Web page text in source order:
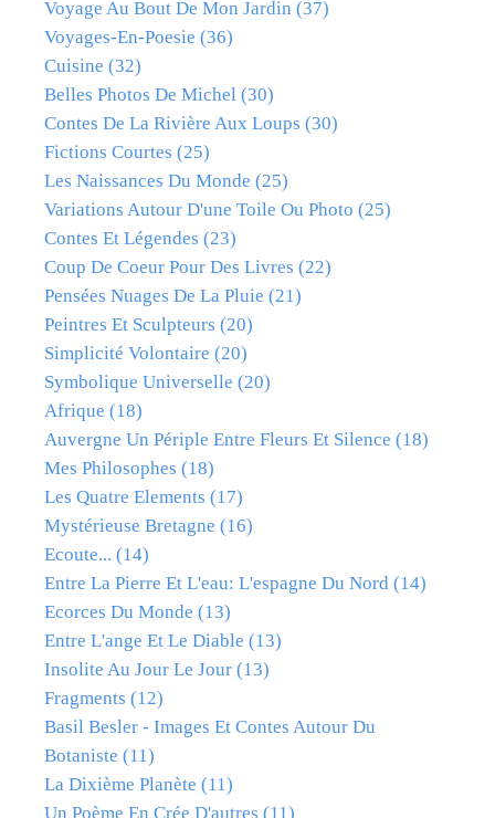
Voyage Au Bout De Mon Jardin (37)
Voyages-En-Poesie (36)
Cuisine (32)
Belles Photos De Michel (30)
Contes De La Rivière Aux Loups (30)
Fictions Courtes (25)
Les Naissances Du Monde (25)
Variations Autour D'une Toile Ou Photo (25)
Contes Et Légendes (23)
Coup De Coeur Pour Des Livres (22)
Pensées Nuages De La Pluie (21)
Peintres Et Sculpteurs (20)
Simplicité Volontaire (20)
Symbolique Universelle (20)
Afrique (18)
Auvergne Un Périple Entre Fleurs Et Silence (18)
Mes Philosophes (18)
Les Quatre Elements (17)
Mystérieuse Bretagne (16)
Ecoute... (14)
Entre La Pierre Et L'eau: L'espagne Du Nord (14)
Ecorces Du Monde (13)
Entre L'ange Et Le Diable (13)
Insolite Au Jour Le Jour (13)
Fragments (12)
Basil Besler - Images Et Contes Autour Du
Botaniste (11)
La Dixième Planète (11)
Un Poème En Crée D'autres (11)